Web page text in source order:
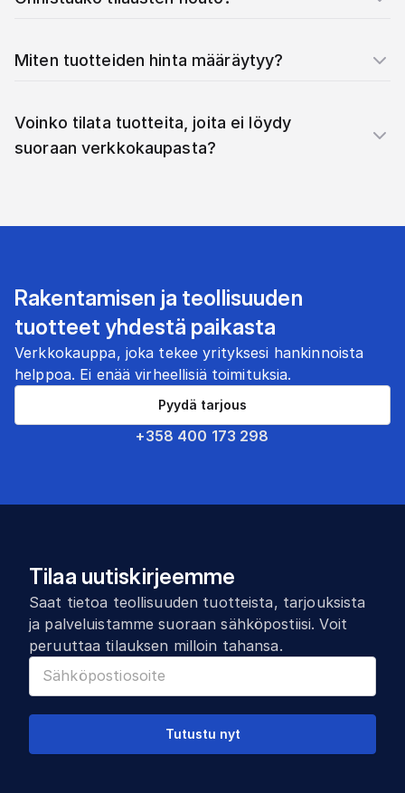
Miten tuotteiden hinta määräytyy?
Voinko tilata tuotteita, joita ei löydy
suoraan verkkokaupasta?
Rakentamisen ja teollisuuden
tuotteet yhdestä paikasta
Verkkokauppa, joka tekee yrityksesi hankinnoista
helppoa. Ei enää virheellisiä toimituksia.
+358 400 173 298
Pyydä tarjous
Tilaa uutiskirjeemme
Saat tietoa teollisuuden tuotteista, tarjouksista
ja palveluistamme suoraan sähköpostiisi. Voit
peruuttaa tilauksen milloin tahansa.
Tutustu nyt